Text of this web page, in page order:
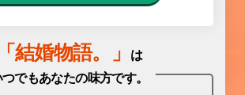
「 結婚物語。」
は
つでもあなたの味方です。